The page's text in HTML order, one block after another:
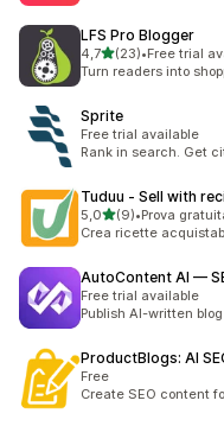
LFS Pro Blogger
4,7av 5 stjerner
(23)
Totalt 23 omtaler
•Free trial
Turn readers into
Sprite
Free trial available
Rank in search. Get
Tuduu ‑ Sell with
5,0av 5 stjerner
(9)
Totalt 9 omtaler
•Prova
Crea ricette
AutoContent AI —
Free trial available
Publish AI-written
ProductBlogs: AI
Free
Create SEO content